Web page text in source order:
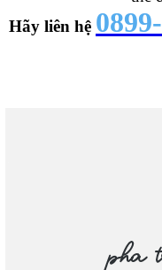
Hãy liên hệ